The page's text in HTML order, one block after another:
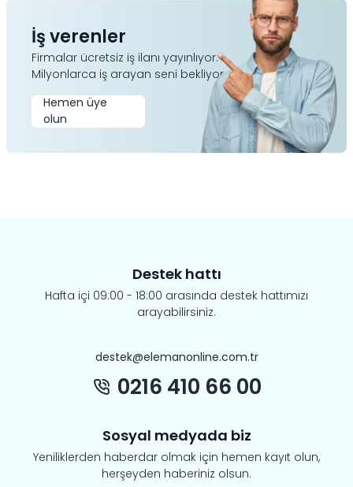
İş verenler
Firmalar ücretsiz iş ilanı yayınlıyor.
Milyonlarca iş arayan seni bekliyor.
Hemen üye
olun
Destek hattı
Hafta içi 09:00 - 18:00 arasında destek hattımızı
arayabilirsiniz.
destek@elemanonline.com.tr
0216 410 66 00
Sosyal medyada biz
Yeniliklerden haberdar olmak için hemen kayıt olun,
herşeyden haberiniz olsun.